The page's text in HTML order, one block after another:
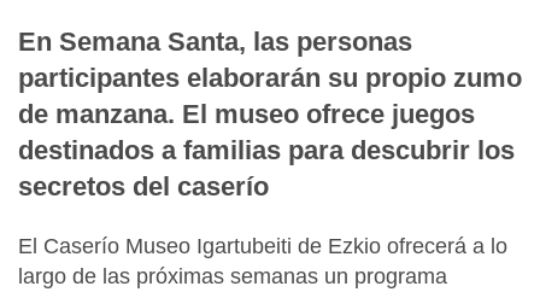
En Semana Santa, las personas
participantes elaborarán su propio zumo
de manzana. El museo ofrece juegos
destinados a familias para descubrir los
secretos del caserío
El Caserío Museo Igartubeiti de Ezkio ofrecerá a lo
largo de las próximas semanas un programa